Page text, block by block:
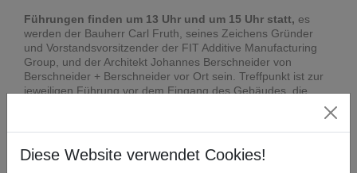
Führungen finden um 13 Uhr und um 15 Uhr statt, es
werden der Bauherr Carl Fruth, seines Zeichens Gründer
und Vorstandsvorsitzender der FIT Additive Manufacturing
Group, und der Architekt Johannes Berschneider von
Berschneider + Berschneider vor Ort sein. Treffpunkt ist zur
jeweiligen Führung vor dem Eingang des Gebäudes, die
Ein prominenter Gast hat sich auch schon angekündigt:
Staatsminister Albert Füracker
wird an der Führung um 13
Uhr teilnehmen.